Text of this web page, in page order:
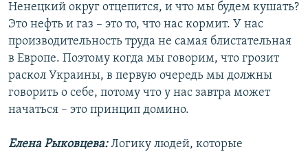
Ненецкий округ отцепится, и что мы будем кушать?
Это нефть и газ – это то, что нас кормит. У нас
производительность труда не самая блистательная
в Европе. Поэтому когда мы говорим, что грозит
раскол Украины, в первую очередь мы должны
говорить о себе, потому что у нас завтра может
начаться – это принцип домино.
Елена Рыковцева:Логику людей, которые